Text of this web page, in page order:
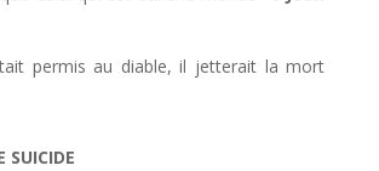
permis au diable, il jetterait la mort
SUICIDE